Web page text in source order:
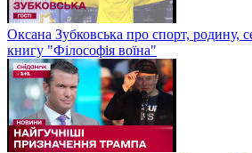
Оксана Зубковська про спорт, родину,
книгу "Філософія воїна"